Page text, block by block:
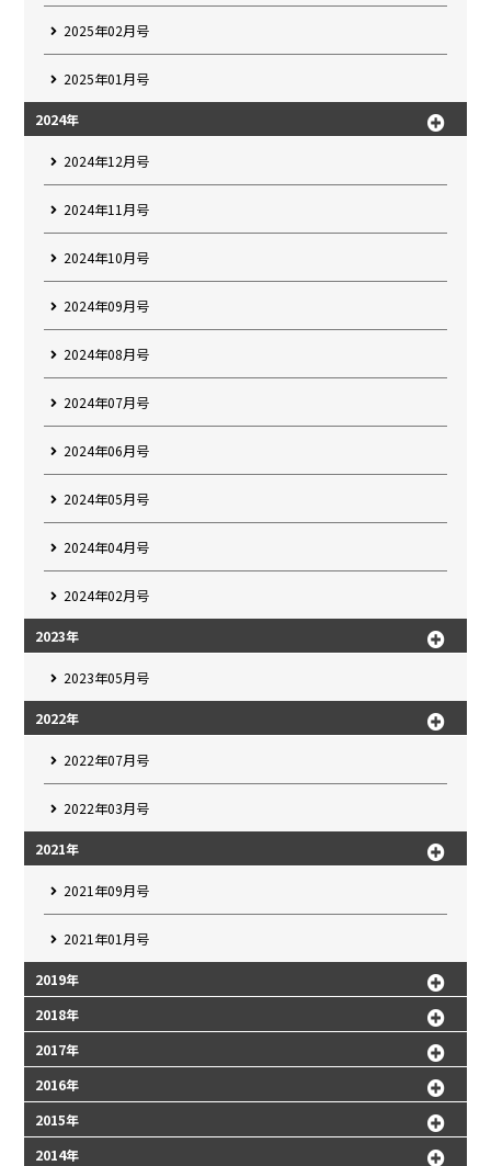
2025年02月号
2025年01月号
2024年
2024年12月号
2024年11月号
2024年10月号
2024年09月号
2024年08月号
2024年07月号
2024年06月号
2024年05月号
2024年04月号
2024年02月号
2023年
2023年05月号
2022年
2022年07月号
2022年03月号
2021年
2021年09月号
2021年01月号
2019年
2018年
2017年
2016年
2015年
2014年